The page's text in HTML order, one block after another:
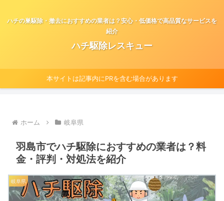
ハチの巣駆除・撤去におすすめの業者は？安心・低価格で高品質なサービスを
紹介
ハチ駆除レスキュー
本サイトは記事内にPRを含む場合があります
ホーム 岐阜県
羽島市でハチ駆除におすすめの業者は？料
金・評判・対処法を紹介
岐阜県